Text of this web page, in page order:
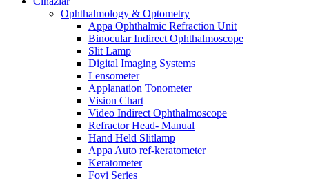
Ophthalmology & Optometry
Appa Ophthalmic Refraction Unit
Binocular Indirect Ophthalmoscope
Slit Lamp
Digital Imaging Systems
Lensometer
Applanation Tonometer
Vision Chart
Video Indirect Ophthalmoscope
Refractor Head- Manual
Hand Held Slitlamp
Appa Auto ref-keratometer
Keratometer
Fovi Series